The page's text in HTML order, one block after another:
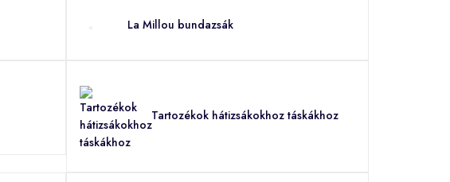
La Millou bundazsák
Tartozékok hátizsákokhoz táskákhoz